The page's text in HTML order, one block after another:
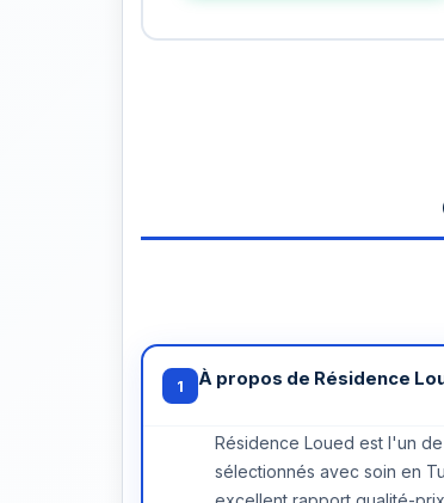
1 À propos de Résidence
Résidence Loued est l'un
sélectionnés avec soin en